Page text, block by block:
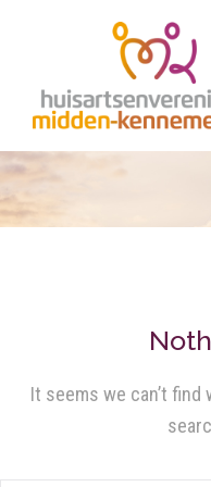
It seems we can’t find